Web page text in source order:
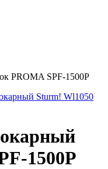
PROMA SPF-1500P
Sturm! Wl1050
1500P